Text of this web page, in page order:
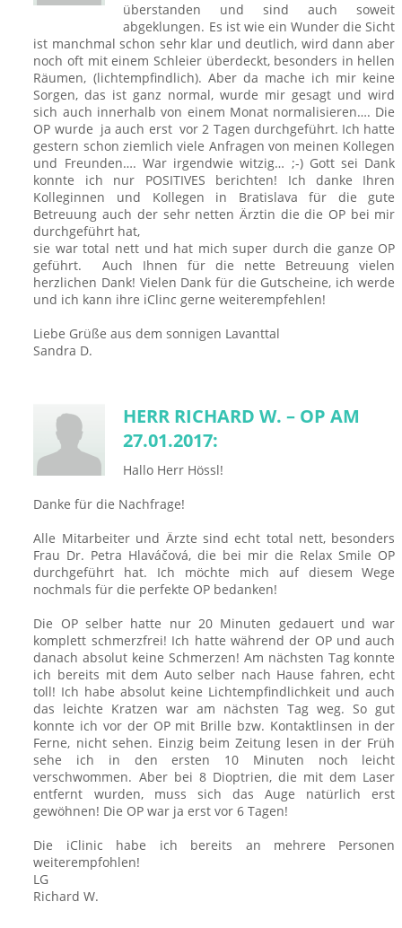
überstanden und sind auch soweit
abgeklungen. Es ist wie ein Wunder die Sicht
ist manchmal schon sehr klar und deutlich, wird dann aber
noch oft mit einem Schleier überdeckt, besonders in hellen
Räumen, (lichtempfindlich). Aber da mache ich mir keine
Sorgen, das ist ganz normal, wurde mir gesagt und wird
sich auch innerhalb von einem Monat normalisieren…. Die
OP wurde ja auch erst vor 2 Tagen durchgeführt. Ich hatte
gestern schon ziemlich viele Anfragen von meinen Kollegen
und Freunden…. War irgendwie witzig… ;-) Gott sei Dank
konnte ich nur POSITIVES berichten! Ich danke Ihren
Kolleginnen und Kollegen in Bratislava für die gute
Betreuung auch der sehr netten Ärztin die die OP bei mir
durchgeführt hat,
sie war total nett und hat mich super durch die ganze OP
geführt. Auch Ihnen für die nette Betreuung vielen
herzlichen Dank! Vielen Dank für die Gutscheine, ich werde
und ich kann ihre iClinc gerne weiterempfehlen!
Liebe Grüße aus dem sonnigen Lavanttal
Sandra D.
HERR RICHARD W. – OP AM
27.01.2017:
Hallo Herr Hössl!
Danke für die Nachfrage!
Alle Mitarbeiter und Ärzte sind echt total nett, besonders
Frau Dr. Petra Hlaváčová, die bei mir die Relax Smile OP
durchgeführt hat. Ich möchte mich auf diesem Wege
nochmals für die perfekte OP bedanken!
Die OP selber hatte nur 20 Minuten gedauert und war
komplett schmerzfrei! Ich hatte während der OP und auch
danach absolut keine Schmerzen! Am nächsten Tag konnte
ich bereits mit dem Auto selber nach Hause fahren, echt
toll! Ich habe absolut keine Lichtempfindlichkeit und auch
das leichte Kratzen war am nächsten Tag weg. So gut
konnte ich vor der OP mit Brille bzw. Kontaktlinsen in der
Ferne, nicht sehen. Einzig beim Zeitung lesen in der Früh
sehe ich in den ersten 10 Minuten noch leicht
verschwommen. Aber bei 8 Dioptrien, die mit dem Laser
entfernt wurden, muss sich das Auge natürlich erst
gewöhnen! Die OP war ja erst vor 6 Tagen!
Die iClinic habe ich bereits an mehrere Personen
weiterempfohlen!
LG
Richard W.